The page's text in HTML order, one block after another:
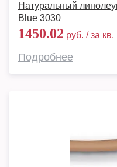
Натуральный
Blue 3030
1450.02 руб. / за кв.
Подробнее